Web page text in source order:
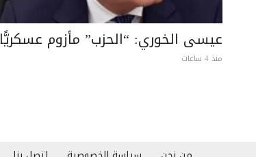
عيسى الخوري: “الحزب” مأزوم عسكريًّا
منذ 4 ساعات